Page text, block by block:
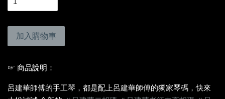
加入購物車
☞ 商品說明：
呂建華師傅的手工琴，都是配上呂建華師傅的獨家琴碼，快來